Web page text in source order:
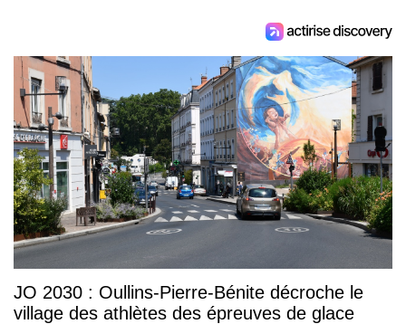
JO 2030 : Oullins-Pierre-Bénite décroche le
village des athlètes des épreuves de glace